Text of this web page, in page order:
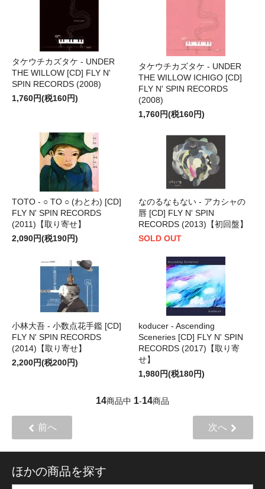
タケウチカズタケ - UNDER
THE WILLOW [CD] FLY N'
SPIN RECORDS (2008)
1,760円(税160円)
タケウチカズタケ - UNDER
THE WILLOW ICHIGO [CD]
FLY N' SPIN RECORDS
(2008)
1,760円(税160円)
TOTO - ○ TO ○ (わとわ) [CD]
FLY N' SPIN RECORDS
(2011)【取り寄せ】
2,090円(税190円)
なのるなもない - アカシャの
唇 [CD] FLY N' SPIN
RECORDS (2013)【初回盤】
SOLD OUT
小林大吾 - 小数点花手鑑 [CD]
FLY N' SPIN RECORDS
(2014)【取り寄せ】
2,200円(税200円)
koducer - Ascending
Sceneries [CD] FLY N' SPIN
RECORDS (2017)【取り寄
せ】
1,980円(税180円)
14商品中 1-14商品
前へ 次へ
ほかの商品を探す